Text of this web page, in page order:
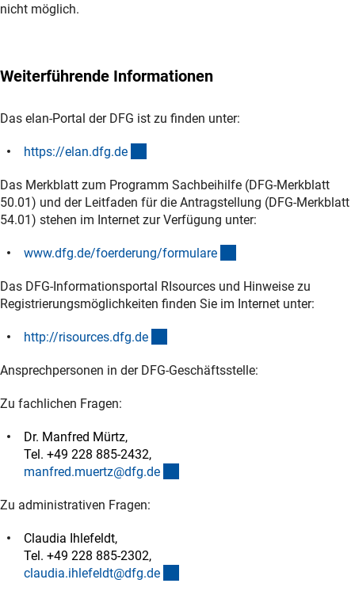
nicht möglich.
Weiterführende Informationen
Das elan-Portal der DFG ist zu finden unter:
https://elan.dfg.de
Das Merkblatt zum Programm Sachbeihilfe (DFG-Merkblatt
50.01) und der Leitfaden für die Antragstellung (DFG-Merkblatt
54.01) stehen im Internet zur Verfügung unter:
www.dfg.de/foerderung/formulare
Das DFG-Informationsportal RIsources und Hinweise zu
Registrierungsmöglichkeiten finden Sie im Internet unter:
http://risources.dfg.de
Ansprechpersonen in der DFG-Geschäftsstelle:
Zu fachlichen Fragen:
Dr. Manfred Mürtz,
Tel. +49 228 885-2432,
manfred.muertz@dfg.de
Zu administrativen Fragen:
Claudia Ihlefeldt,
Tel. +49 228 885-2302,
claudia.ihlefeldt@dfg.de